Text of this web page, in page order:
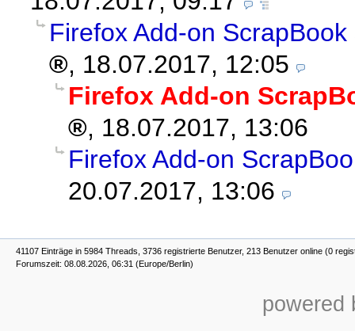
Firefox Add-on
, 18.07.2017, 12:05
Firefox Add-on
, 18.07.2017, 13:06
Firefox Add-on
20.07.2017, 13:06
41107 Einträge in 5984 Threads, 3736 registrierte Benutzer, 213 Benutzer online (0
Forumszeit: 08.08.2026, 06:31 (Europe/Berlin)
powered